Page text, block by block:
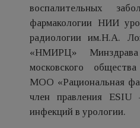
воспалительных
фармакологии НИИ
радиологии им.Н.А.
«НМИРЦ» Минздрава
московского
МОО «Рациональная
член правления ESIU
инфекций в урологии.